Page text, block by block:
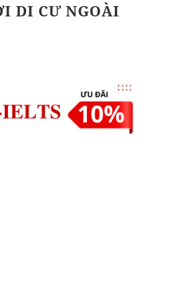
DI CƯ NGOÀI